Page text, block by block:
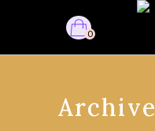
0
Archive